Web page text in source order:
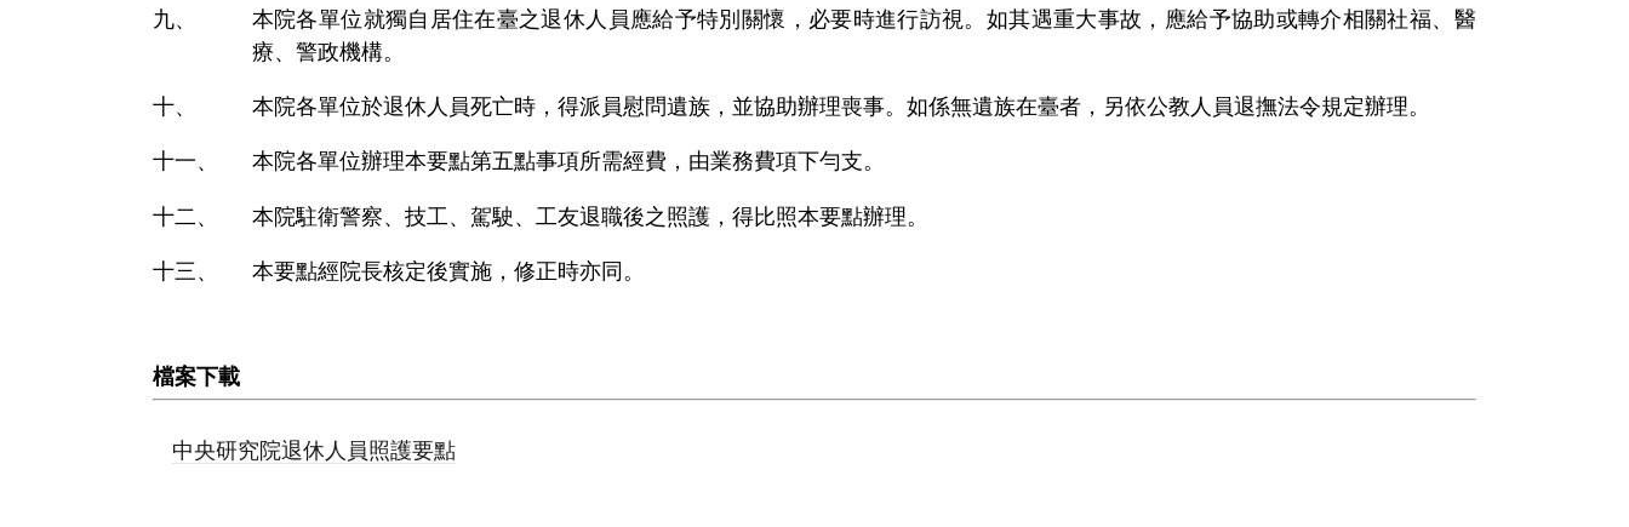
本院各單位就獨自居住在臺之退休人員應給予特別關懷，必要時進行訪視。如其遇重大事故，應給予協助或轉介相關社福、醫
療、警政機構。
本院各單位於退休人員死亡時，得派員慰問遺族，並協助辦理喪事。如係無遺族在臺者，另依公教人員退撫法令規定辦理。
本院各單位辦理本要點第五點事項所需經費，由業務費項下勻支。
本院駐衛警察、技工、駕駛、工友退職後之照護，得比照本要點辦理。
本要點經院長核定後實施，修正時亦同。
檔案下載
中央研究院退休人員照護要點